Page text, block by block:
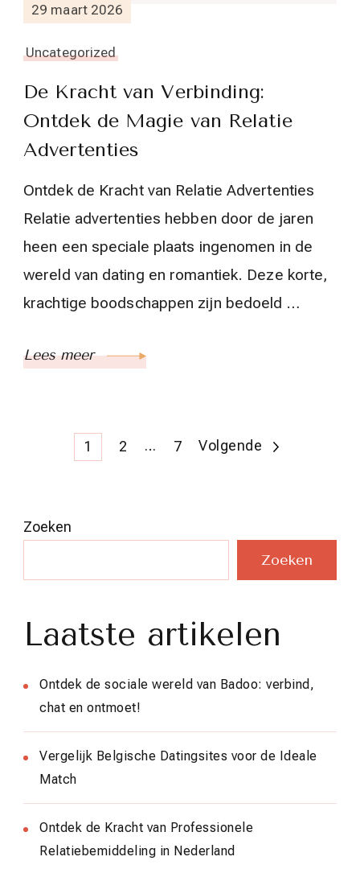
29 maart 2026
Uncategorized
De Kracht van Verbinding:
Ontdek de Magie van Relatie
Advertenties
Ontdek de Kracht van Relatie Advertenties
Relatie advertenties hebben door de jaren
heen een speciale plaats ingenomen in de
wereld van dating en romantiek. Deze korte,
krachtige boodschappen zijn bedoeld …
Lees meer
Berichten
Pagina
1 Pagina
2 … Pagina
7 Volgende
Zoeken
Zoeken
Laatste artikelen
Ontdek de sociale wereld van Badoo: verbind,
chat en ontmoet!
Vergelijk Belgische Datingsites voor de Ideale
Match
Ontdek de Kracht van Professionele
Relatiebemiddeling in Nederland